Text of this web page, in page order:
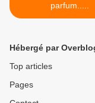
parfum.....
Hébergé par
Top articles
Pages